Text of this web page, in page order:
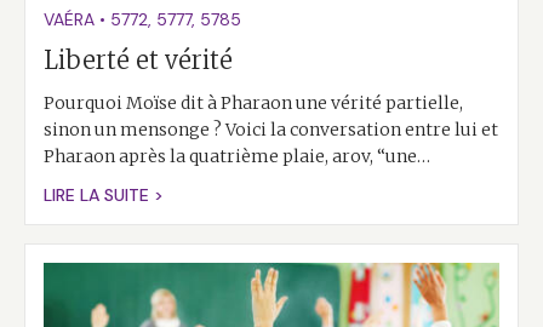
VAÉRA • 5772, 5777, 5785
Liberté et vérité
Pourquoi Moïse dit à Pharaon une vérité partielle,
sinon un mensonge ? Voici la conversation entre lui et
Pharaon après la quatrième plaie, arov, “une…
LIRE LA SUITE >